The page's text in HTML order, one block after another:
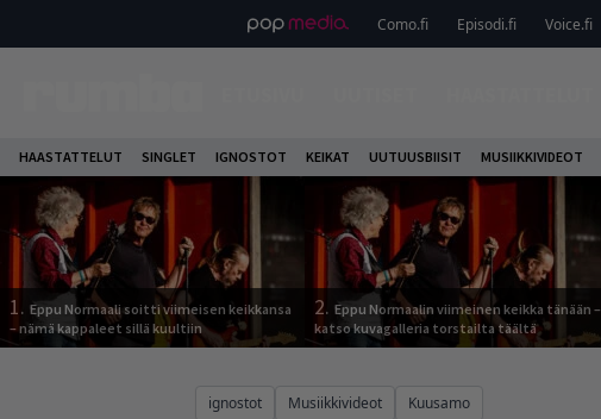
Como.fi Episodi.fi Voice.fi
HAASTATTELUT SINGLET IGNOSTOT KEIKAT UUTUUSBIISIT MUSIIKKIVIDEOT
1. Eppu Normaali soitti viimeisen keikkansa
– nämä kappaleet sillä kuultiin
2. Eppu Normaalin viimeinen keikka tänään –
katso kuvagalleria torstailta täältä
ignostot Musiikkivideot Kuusamo